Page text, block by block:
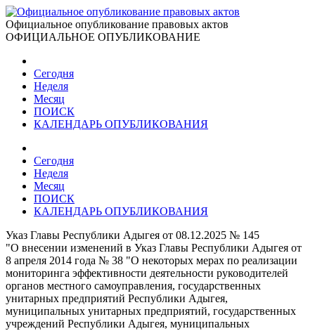
Официальное опубликование правовых актов
ОФИЦИАЛЬНОЕ ОПУБЛИКОВАНИЕ
Сегодня
Неделя
Месяц
ПОИСК
КАЛЕНДАРЬ ОПУБЛИКОВАНИЯ
Сегодня
Неделя
Месяц
ПОИСК
КАЛЕНДАРЬ ОПУБЛИКОВАНИЯ
Указ Главы Республики Адыгея от 08.12.2025 № 145
"О внесении изменений в Указ Главы Республики Адыгея от
8 апреля 2014 года № 38 "О некоторых мерах по реализации
мониторинга эффективности деятельности руководителей
органов местного самоуправления, государственных
унитарных предприятий Республики Адыгея,
муниципальных унитарных предприятий, государственных
учреждений Республики Адыгея, муниципальных